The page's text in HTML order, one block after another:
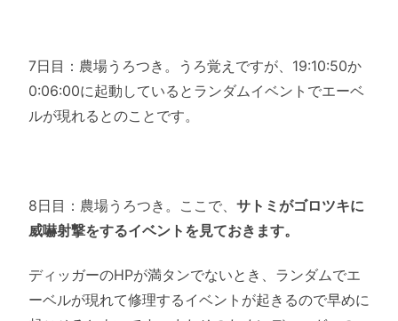
7日目：農場うろつき。うろ覚えですが、19:10:50か
0:06:00に起動しているとランダムイベントでエーベ
ルが現れるとのことです。
8日目：農場うろつき。ここで、 サトミがゴロツキに
威嚇射撃をするイベントを見ておきます。
ディッガーのHPが満タンでないとき、ランダムでエ
ーベルが現れて修理するイベントが起きるので早めに